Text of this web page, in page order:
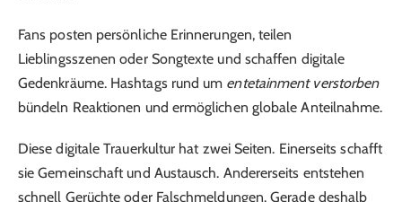
Fans posten persönliche Erinnerungen, teilen
Lieblingsszenen oder Songtexte und schaffen digitale
Gedenkräume. Hashtags rund um entetainment verstorben
bündeln Reaktionen und ermöglichen globale Anteilnahme.
Diese digitale Trauerkultur hat zwei Seiten. Einerseits schafft
sie Gemeinschaft und Austausch. Andererseits entstehen
schnell Gerüchte oder Falschmeldungen. Gerade deshalb